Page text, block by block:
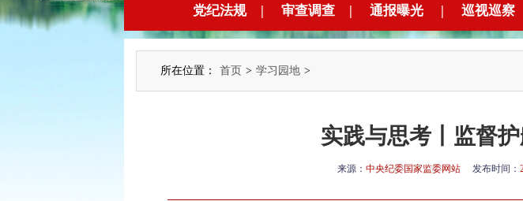
党纪法规 | 审查调查 | 通报曝光 | 巡视巡察
所在位置： 首页 > 学习园地 >
实践与思考丨监督
来源： 中央纪委国家监委网站 发布时间：